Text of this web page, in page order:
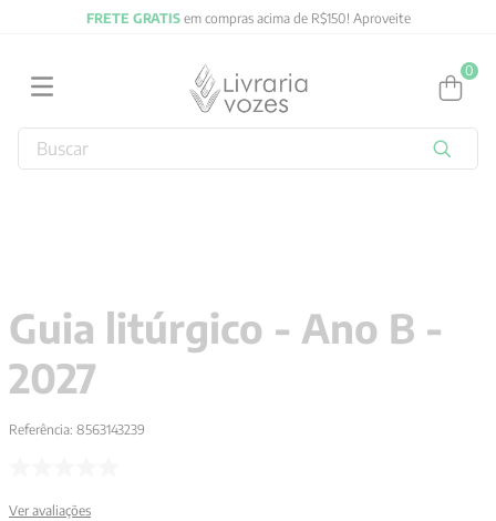
FRETE GRATISem compras acima de R$150! Aproveite
0
Buscar
Guia litúrgico - Ano B -
2027
Referência: 8563143239
Ver avaliações
º jung
5º byung chul han